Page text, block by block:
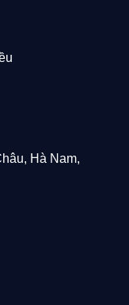
Hà Nam,